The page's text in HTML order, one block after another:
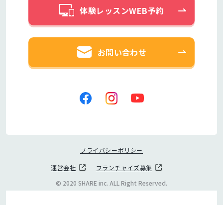
体験レッスンWEB予約
お問い合わせ
プライバシーポリシー
運営会社
フランチャイズ募集
© 2020 SHARE inc. ALL Right Reserved.